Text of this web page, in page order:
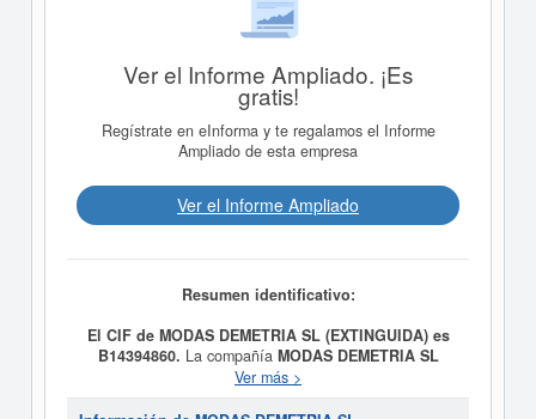
Ver el Informe Ampliado. ¡Es
gratis!
Regístrate en eInforma y te regalamos el Informe
Ampliado de esta empresa
Ver el Informe Ampliado
Resumen identificativo:
El CIF de MODAS DEMETRIA SL (EXTINGUIDA) es
B14394860. La compañía MODAS DEMETRIA SL
fue fundada el día 26/08/1994 teniendo
como meta social COMPRA VENTA DE TELAS Y
Ver más >